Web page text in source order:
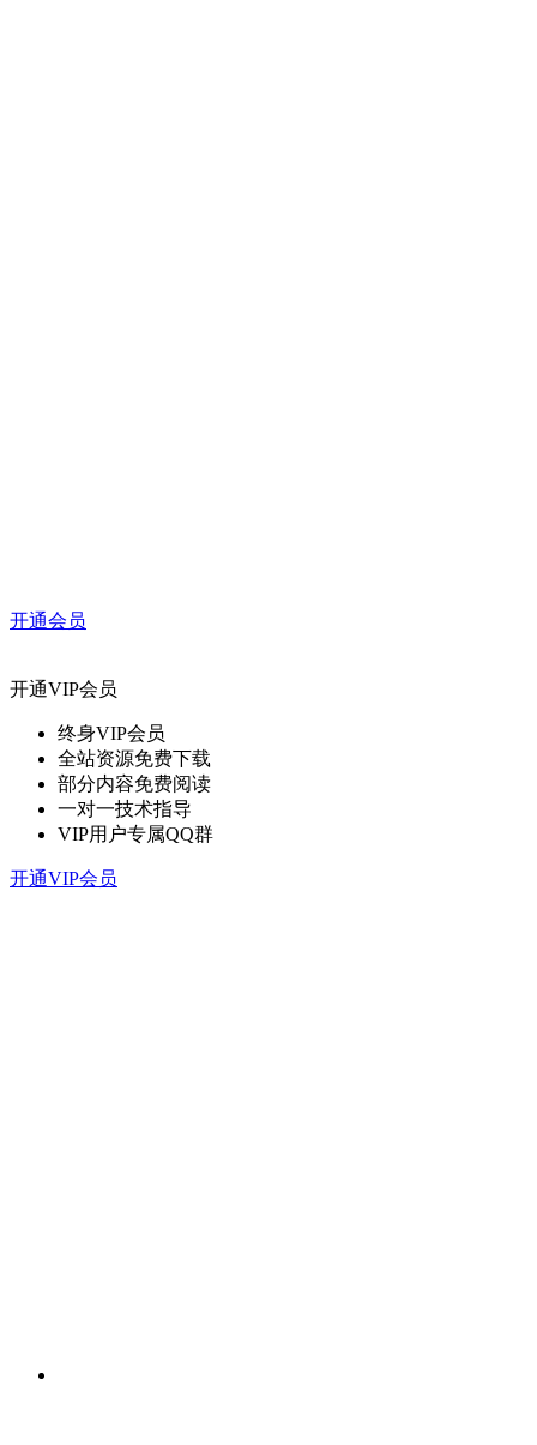
开通会员
开通VIP会员
终身VIP会员
全站资源免费下载
部分内容免费阅读
一对一技术指导
VIP用户专属QQ群
开通VIP会员